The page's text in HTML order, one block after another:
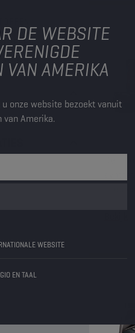
DE WEBSITE
VAN AMERIKA
onze website bezoekt vanuit
van Amerika.
WEBSITE
EN TAAL
(3)
(2)
De